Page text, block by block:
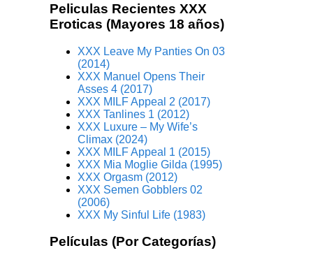
Peliculas Recientes XXX
Eroticas (Mayores 18 años)
XXX Leave My Panties On 03
(2014)
XXX Manuel Opens Their
Asses 4 (2017)
XXX MILF Appeal 2 (2017)
XXX Tanlines 1 (2012)
XXX Luxure – My Wife’s
Climax (2024)
XXX MILF Appeal 1 (2015)
XXX Mia Moglie Gilda (1995)
XXX Orgasm (2012)
XXX Semen Gobblers 02
(2006)
XXX My Sinful Life (1983)
Películas (Por Categorías)